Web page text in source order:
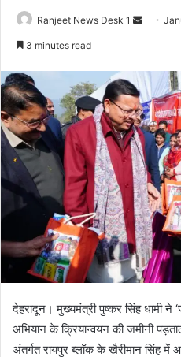
Ranjeet News Desk 1
a
n
e
m
a
i
l
3 minutes read
देहरादून। मुख्यमंत्री पुष्कर सिंह धामी
अभियान के क्रियान्वयन की जमीनी
अंतर्गत रायपुर ब्लॉक के खैरीमान सिंह में